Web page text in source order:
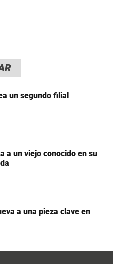
un segundo filial
a un viejo conocido en su
a una pieza clave en